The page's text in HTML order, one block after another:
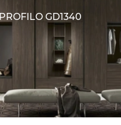
PROFILO GD1340